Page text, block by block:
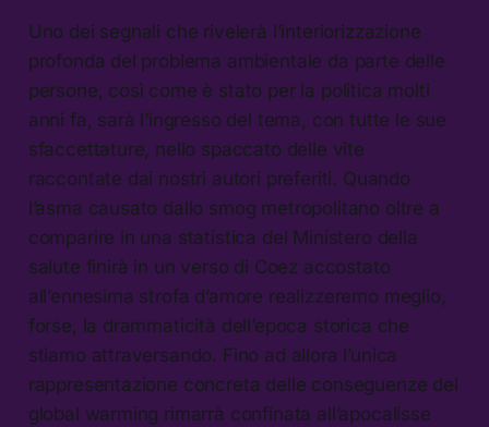
Uno dei segnali che rivelerà l’interiorizzazione
profonda del problema ambientale da parte delle
persone, così come è stato per la politica molti
anni fa, sarà l’ingresso del tema, con tutte le sue
sfaccettature, nello spaccato delle vite
raccontate dai nostri autori preferiti. Quando
l’asma causato dallo smog metropolitano oltre a
comparire in una statistica del Ministero della
salute finirà in un verso di Coez accostato
all’ennesima strofa d’amore realizzeremo meglio,
forse, la drammaticità dell’epoca storica che
stiamo attraversando. Fino ad allora l’unica
rappresentazione concreta delle conseguenze del
global warming rimarrà confinata all’apocalisse